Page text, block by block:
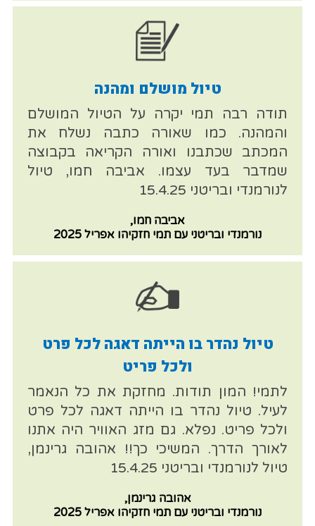
טיול מושלם ומהנה
תודה רבה תמי יקרה על הטיול המושלם
והמהנה. כמו שאורה כתבה נשלח את
המכתב שכתבנו ואורה הקריאה בקבוצה
שמדבר בעד עצמו. אביבה חמו, טיול
לנורמנדי ובריטני 15.4.25
אביבה חמו,
נורמנדי ובריטני עם תמי חזקיהו אפריל 2025
טיול נהדר בו הייתה דאגה לכל פרט
ולכל פריט
לתמי! המון תודות. מחזקת את כל הנאמר
לעיל. טיול נהדר בו הייתה דאגה לכל פרט
ולכל פריט. נפלא. גם מזג האוויר היה אתנו
לאורך הדרך. המשיכי כך!! אהובה גרינמן,
טיול לנורמנדי ובריטני 15.4.25
אהובה גרינמן,
נורמנדי ובריטני עם תמי חזקיהו אפריל 2025